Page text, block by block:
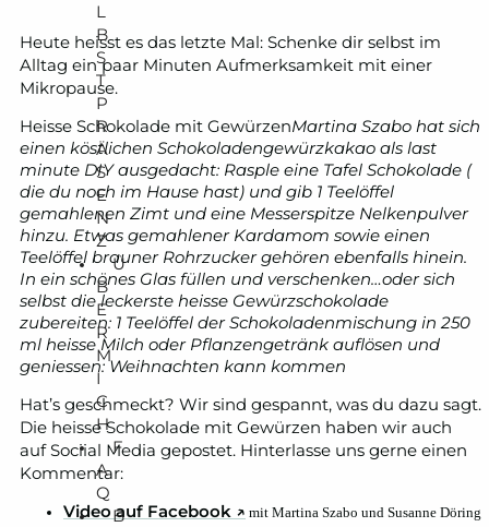
L
B
S
T
P
R
Ä
S
E
N
Z
Ü
B
E
R
M
I
C
H
F
A
Q
B
Heute heisst es das letzte Mal: Schenke dir selbst im
Alltag ein paar Minuten Aufmerksamkeit mit einer
Mikropause.
Heisse Schokolade mit GewürzenMartina Szabo hat sich
einen köstlichen Schokoladengewürzkakao als last
minute DIY ausgedacht: Rasple eine Tafel Schokolade (
die du noch im Hause hast) und gib 1 Teelöffel
gemahlenen Zimt und eine Messerspitze Nelkenpulver
hinzu. Etwas gemahlener Kardamom sowie einen
Teelöffel brauner Rohrzucker gehören ebenfalls hinein.
In ein schönes Glas füllen und verschenken…oder sich
selbst die leckerste heisse Gewürzschokolade
zubereiten: 1 Teelöffel der Schokoladenmischung in 250
ml heisse Milch oder Pflanzengetränk auflösen und
geniessen: Weihnachten kann kommen
Hat’s geschmeckt? Wir sind gespannt, was du dazu sagt.
Die heisse Schokolade mit Gewürzen haben wir auch
auf Sociial Media gepostet. Hinterlasse uns gerne einen
Kommentar:
Video auf Facebook ↗️ mit Martina Szabo und Susanne Döring